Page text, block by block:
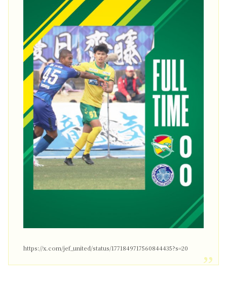
https://x.com/jef_united/status/1771849717560844435?s=20